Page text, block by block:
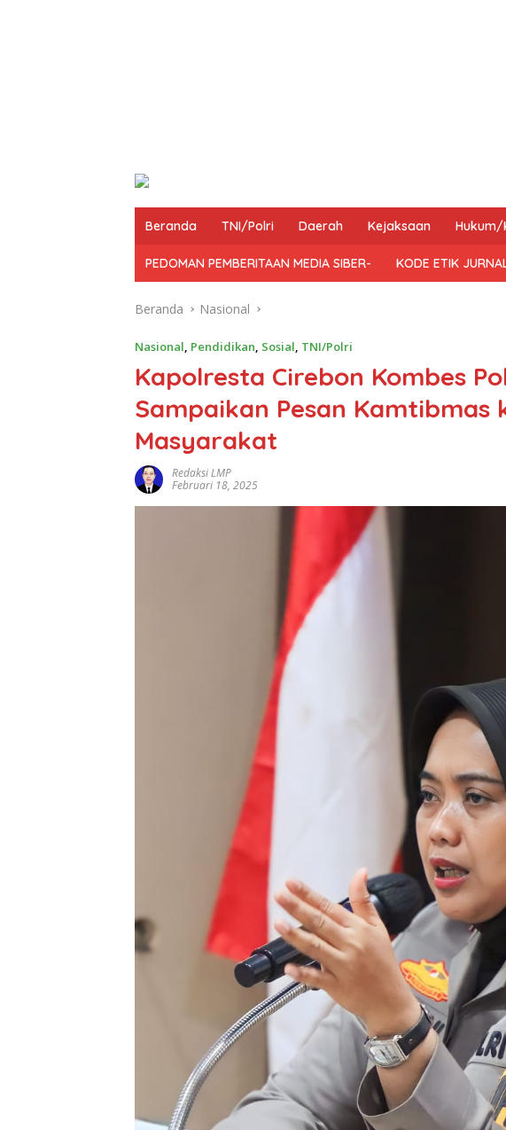
Beranda TNI/Polri Daerah Kejaksaan Hukum/
PEDOMAN PEMBERITAAN MEDIA SIBER- KODE ETIK
Beranda Nasional
Nasional, Pendidikan, Sosial, TNI/Polri
Kapolresta Cirebon Kombes
Sampaikan Pesan Kamtibmas
Masyarakat
Redaksi LMP
Februari 18, 2025